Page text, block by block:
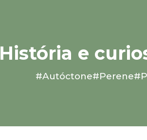
História e
#Autóctone#Perene